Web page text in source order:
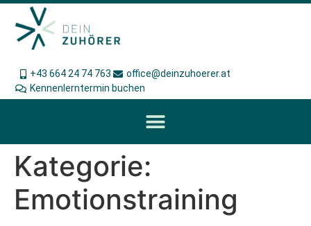
+43 664 24 74 763
office@deinzuhoerer.at
Kennenlerntermin buchen
Kategorie:
Emotionstraining